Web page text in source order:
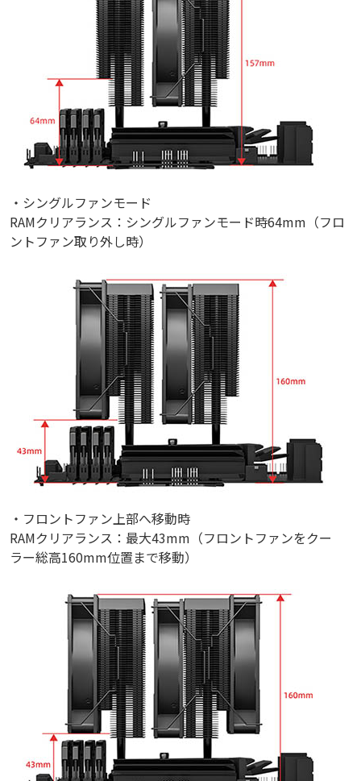
・シングルファンモード
RAMクリアランス：シングルファンモード時64mm（フロ
ントファン取り外し時）
・フロントファン上部へ移動時
RAMクリアランス：最大43mm（フロントファンをクー
ラー総高160mm位置まで移動）